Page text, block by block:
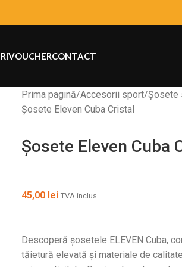
VOUCHERCONTACT
Prima pagină Accesorii sport Șosete
Șosete Eleven Cuba Cristal
Șosete Eleven Cuba
45,00 lei TVA inclus
Descoperă șosetele ELEVEN Cuba,
tăietură elevată și materiale de